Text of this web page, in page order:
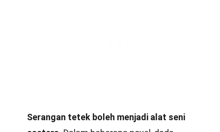
Serangan tetek boleh menjadi alat seni